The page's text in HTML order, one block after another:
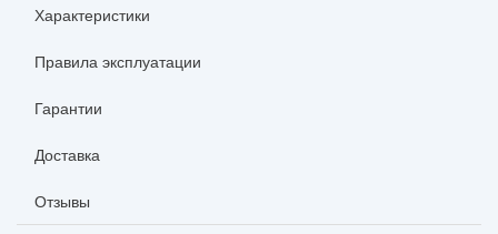
Характеристики
Правила эксплуатации
Гарантии
Доставка
Отзывы